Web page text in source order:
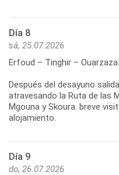
Día 8
sá, 25.07.2026
Erfoud – Tinghir –
Después del desayuno
atravesando la Ruta de las
Mgouna y Skoura. breve
alojamiento.
Día 9
do, 26.07.2026